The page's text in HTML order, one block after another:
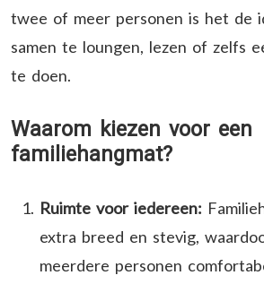
twee of meer personen is het de
samen te loungen, lezen of zelfs
te doen.
Waarom kiezen voor een
familiehangmat?
Ruimte voor iedereen:
extra breed en stevig,
meerdere personen